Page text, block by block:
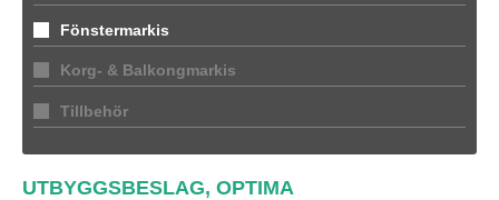
Fönstermarkis
Korg- & Balkongmarkis
Tillbehör
UTBYGGSBESLAG, OPTIMA